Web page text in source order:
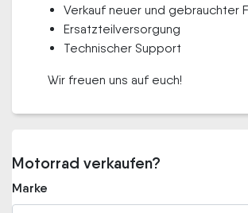
Verkauf neuer und gebrauchter
Ersatzteilversorgung
Technischer Support
Wir freuen uns auf euch!
Motorrad verkaufen?
Marke